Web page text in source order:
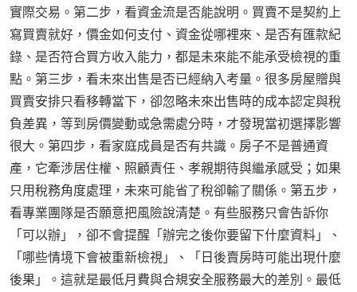
實際交易。第二步，看資金流是否能說明。買賣不是契約上
寫買賣就好，價金如何支付、資金從哪裡來、是否有匯款紀
錄、是否符合買方收入能力，都是未來能不能承受檢視的重
點。第三步，看未來出售是否已經納入考量。很多房屋贈與
買賣安排只看移轉當下，卻忽略未來出售時的成本認定與稅
負差異，等到房價變動或急需處分時，才發現當初選擇影響
很大。第四步，看家庭成員是否有共識。房子不是普通資
產，它牽涉居住權、照顧責任、孝親期待與繼承感受；如果
只用稅務角度處理，未來可能省了稅卻輸了關係。第五步，
看專業團隊是否願意把風險說清楚。有些服務只會告訴你
「可以辦」，卻不會提醒「辦完之後你要留下什麼資料」、
「哪些情境下會被重新檢視」、「日後賣房時可能出現什麼
後果」。這就是最低月費與合規安全服務最大的差別。最低